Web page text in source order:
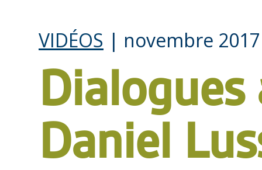
VIDÉOS | novembre 2017
Daniel